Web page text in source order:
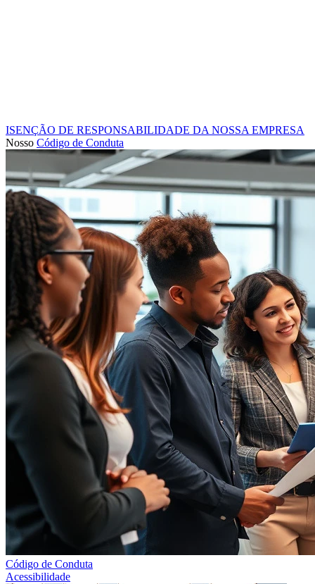
ISENÇÃO DE RESPONSABILIDADE DA NOSSA EMPRESA
Nosso Código de Conduta
Código de Conduta
Acessibilidade